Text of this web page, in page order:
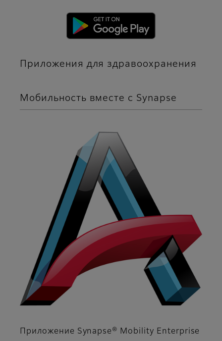
Приложения для здравоохранения
Мобильность вместе с Synapse
Приложение Synapse® Mobility Enterprise